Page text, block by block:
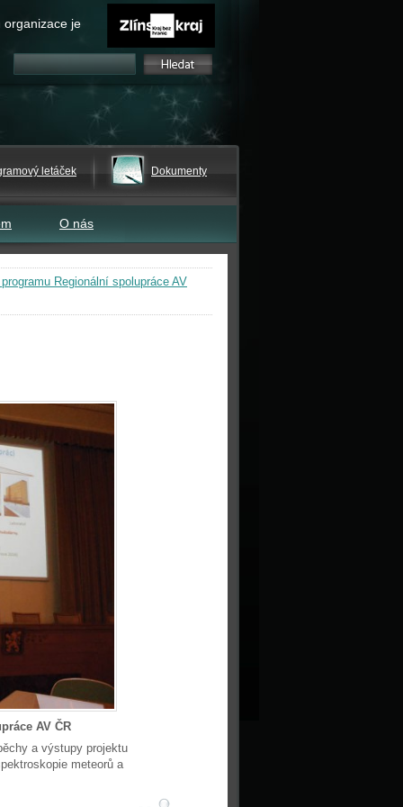
organizace je
letáček Dokumenty
O nás
Regionální spolupráce AV
AV ČR
a výstupy projektu
meteorů a